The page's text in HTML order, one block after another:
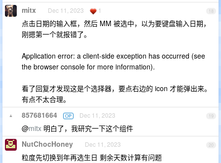
18
mitx Dec 11, 2023 1
点击日期的输入框，然后 MM 被选中，以为要键盘输入日期，
刚摁第一个就报错了。
Application error: a client-side exception has occurred (see
the browser console for more information).
看了回复才发现这是个选择器，要点右边的 icon 才能弹出来。
有点不太合理。
19
857681664 OP Dec 11, 2023
@mitx 明白了，我研究一下这个组件
20
NutChocHoney Dec 11, 2023
粒度先切换到年再选生日 剩余天数计算有问题